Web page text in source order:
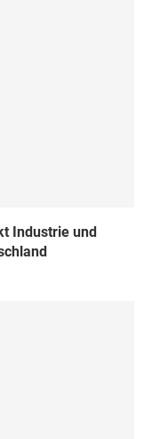
Industrie und